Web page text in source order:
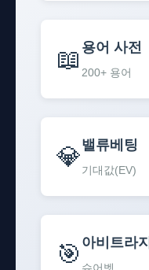
📖 용어 사전
200+ 용어
💎밸류베팅
기대값(EV)
🎯 아비트라지